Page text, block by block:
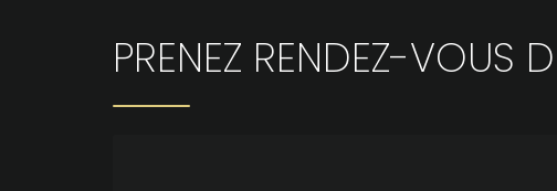
PRENEZ RENDEZ-VOUS